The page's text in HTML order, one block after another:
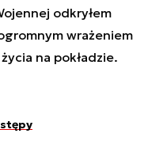
odkryłem
wrażeniem
na pokładzie.